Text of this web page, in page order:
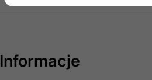
Informacje